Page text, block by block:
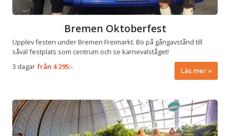
Bremen Oktoberfest
Upplev festen under Bremen Freimarkt. Bo på gångavstånd till
såväl festplats som centrum och se karnevalståget!
3 dagar från 4 295:- Läs mer